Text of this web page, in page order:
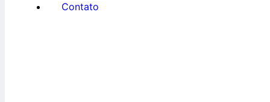
Contato